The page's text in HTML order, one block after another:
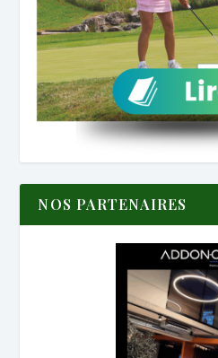
NOS PARTENAIRES